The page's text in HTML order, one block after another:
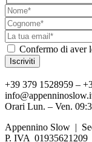
Confermo di aver
+39 379 1528959 –
Orari Lun. – Ven.
Appennino Slow |
P. IVA